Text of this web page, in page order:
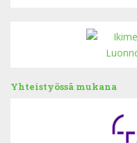
Yhteistyössä mukana